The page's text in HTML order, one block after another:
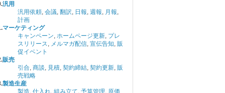
汎用
汎用依頼, 会議, 翻訳, 日報, 週報, 月報,
計画
マーケティング
キャンペーン, ホームページ更新, プレ
スリリース, メルマガ配信, 宣伝告知, 販
促イベント
販売
引合, 商談, 見積, 契約締結, 契約更新, 販
売戦略
製造生産